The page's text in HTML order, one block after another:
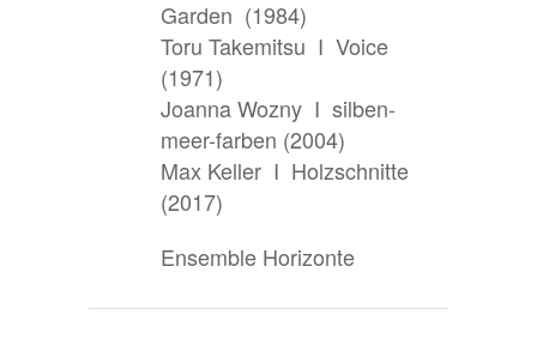
Garden (1984)
Toru Takemitsu I Voice
(1971)
Joanna Wozny I silben-
meer-farben (2004)
Max Keller I Holzschnitte
(2017)
Ensemble Horizonte